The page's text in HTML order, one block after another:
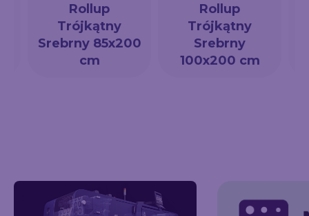
Rollup
Trójkątny
Srebrny 85x200
cm
Rollup
Trójkątny
Srebrny
100x200 cm